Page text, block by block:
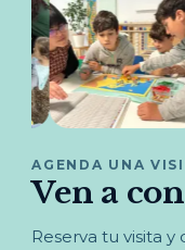
AGENDA UNA
Ven a
Reserva tu visita